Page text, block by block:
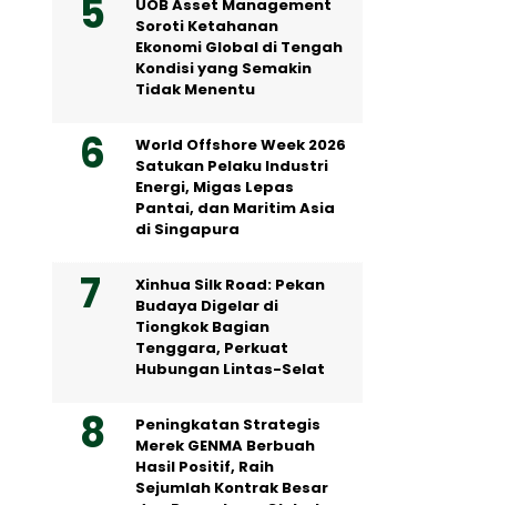
UOB Asset Management
Soroti Ketahanan
Ekonomi Global di Tengah
Kondisi yang Semakin
Tidak Menentu
World Offshore Week 2026
Satukan Pelaku Industri
Energi, Migas Lepas
Pantai, dan Maritim Asia
di Singapura
Xinhua Silk Road: Pekan
Budaya Digelar di
Tiongkok Bagian
Tenggara, Perkuat
Hubungan Lintas-Selat
Peningkatan Strategis
Merek GENMA Berbuah
Hasil Positif, Raih
Sejumlah Kontrak Besar